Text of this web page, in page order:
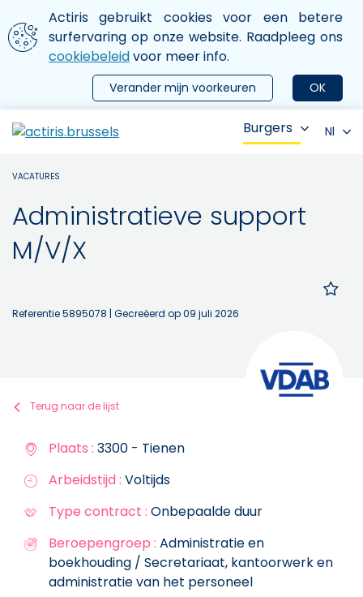
Aller au contenu principal
We gebruiken cookies
Actiris gebruikt cookies voor een betere
surfervaring op onze website. Raadpleeg ons
cookiebeleidvoor meer info.
OK
Verander mijn voorkeuren
le menu
Burgers Nl
VACATURES
Administratieve support
M/V/X
Referentie 5895078 | Gecreëerd op 09 juli 2026
Terug naar de lijst
Plaats : 3300 - Tienen
Arbeidstijd : Voltijds
Type contract : Onbepaalde duur
Beroepengroep : Administratie en
boekhouding / Secretariaat, kantoorwerk en
administratie van het personeel